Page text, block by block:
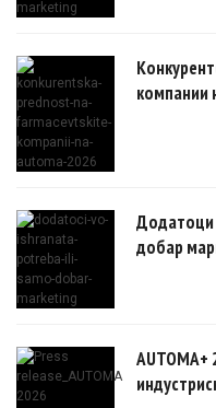
компании
Додатоци
добар
AUTOMA+